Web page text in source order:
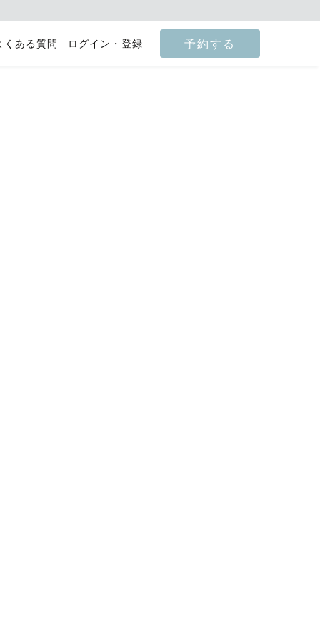
くある質問 ログイン・登録 予約する